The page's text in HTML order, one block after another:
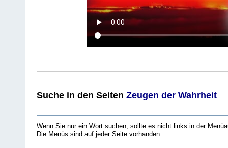
Suche in den Seiten Zeugen der Wahrheit
Wenn Sie nur ein Wort suchen, sollte es nicht links in der
Die Menüs sind auf jeder Seite vorhanden.